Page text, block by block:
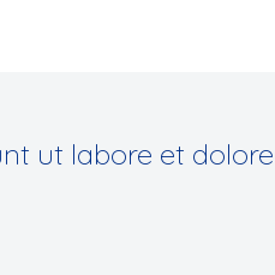
ut labore et